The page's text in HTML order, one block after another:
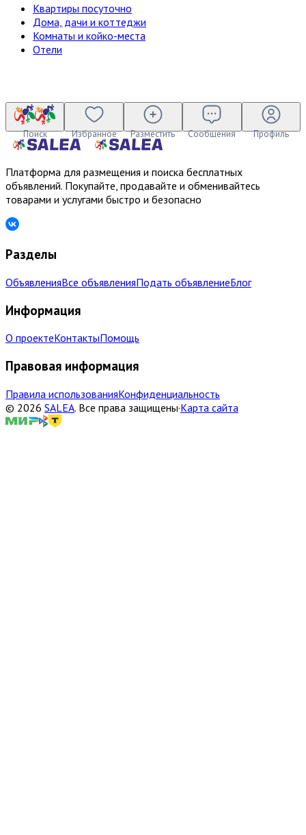
Квартиры посуточно
Дома, дачи и коттеджи
Комнаты и койко-места
Отели
Поиск Избранное Разместить Сообщения Профиль
Платформа для размещения и поиска бесплатных
объявлений. Покупайте, продавайте и обменивайтесь
товарами и услугами быстро и безопасно
Разделы
ОбъявленияВсе объявленияПодать объявлениеБлог
Информация
О проектеКонтактыПомощь
Правовая информация
Правила использованияКонфиденциальность
© 2026 SALEA. Все права защищены·Карта сайта